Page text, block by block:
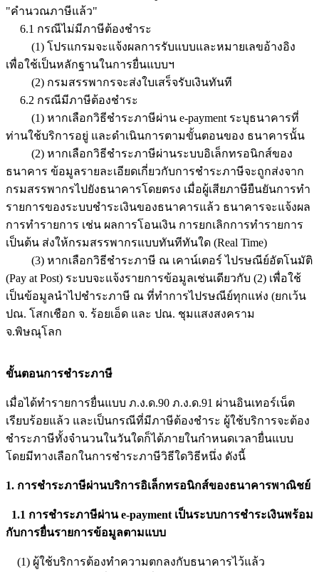
"คำนวณภาษีแล้ว"
6.1 กรณีไม่มีภาษีต้องชำระ
(1) โปรแกรมจะแจ้งผลการรับแบบและหมายเลขอ้างอิง
เพื่อใช้เป็นหลักฐานในการยื่นแบบฯ
(2) กรมสรรพากรจะส่งใบเสร็จรับเงินทันที
6.2 กรณีมีภาษีต้องชำระ
(1) หากเลือกวิธีชำระภาษีผ่าน e-payment ระบุธนาคารที่
ท่านใช้บริการอยู่ และดำเนินการตามขั้นตอนของ ธนาคารนั้น
(2) หากเลือกวิธีชำระภาษีผ่านระบบอิเล็กทรอนิกส์ของ
ธนาคาร ข้อมูลรายละเอียดเกี่ยวกับการชำระภาษีจะถูกส่งจาก
กรมสรรพากรไปยังธนาคารโดยตรง เมื่อผู้เสียภาษียืนยันการทำ
รายการของระบบชำระเงินของธนาคารแล้ว ธนาคารจะแจ้งผล
การทำรายการ เช่น ผลการโอนเงิน การยกเลิกการทำรายการ
เป็นต้น ส่งให้กรมสรรพากรแบบทันทีทันใด (Real Time)
(3) หากเลือกวิธีชำระภาษี ณ เคาน์เตอร์ ไปรษณีย์อัตโนมัติ
(Pay at Post) ระบบจะแจ้งรายการข้อมูลเช่นเดียวกับ (2) เพื่อใช้
เป็นข้อมูลนำไปชำระภาษี ณ ที่ทำการไปรษณีย์ทุกแห่ง (ยกเว้น
ปณ. โสกเชือก จ. ร้อยเอ็ด และ ปณ. ชุมแสงสงคราม
จ.พิษณุโลก
ขั้นตอนการชำระภาษี
เมื่อได้ทำรายการยื่นแบบ ภ.ง.ด.90 ภ.ง.ด.91 ผ่านอินเทอร์เน็ต
เรียบร้อยแล้ว และเป็นกรณีที่มีภาษีต้องชำระ ผู้ใช้บริการจะต้อง
ชำระภาษีทั้งจำนวนในวันใดก็ได้ภายในกำหนดเวลายื่นแบบ
โดยมีทางเลือกในการชำระภาษีวิธีใดวิธีหนึ่ง ดังนี้
1. การชำระภาษีผ่านบริการอิเล็กทรอนิกส์ของธนาคารพาณิชย์
1.1 การชำระภาษีผ่าน e-payment เป็นระบบการชำระเงินพร้อม
กับการยื่นรายการข้อมูลตามแบบ
(1) ผู้ใช้บริการต้องทำความตกลงกับธนาคารไว้แล้ว